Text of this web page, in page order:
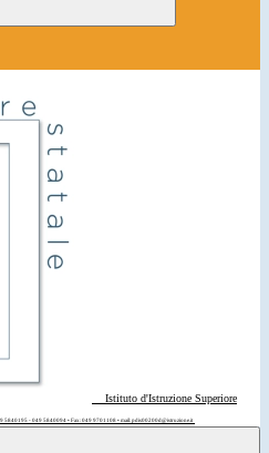
Istituto d'Istruzione Superiore
5840195 - 049 5840094 • Fax: 049 9701108 • mail: pdis00200d@istruzione.it